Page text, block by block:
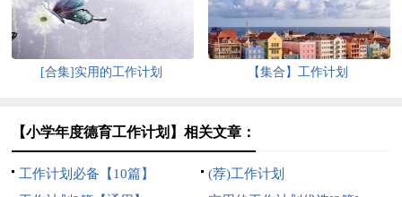
[合集]实用的工作计划 【集合】工作计划
【小学年度德育工作计划】相关文章：
工作计划必备【10篇】
(荐)工作计划